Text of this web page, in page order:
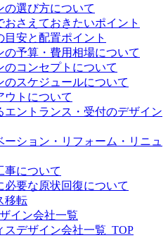
の選び方について
おさえておきたいポイント
目安と配置ポイント
の予算・費用相場について
のコンセプトについて
のスケジュールについて
ウトについて
エントランス・受付のデザイン
ーション・リフォーム・リニュ
事について
必要な原状回復について
移転
イン会社一覧
スデザイン会社一覧_TOP